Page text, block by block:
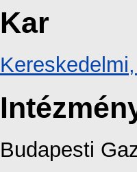
Kar
Budapesti